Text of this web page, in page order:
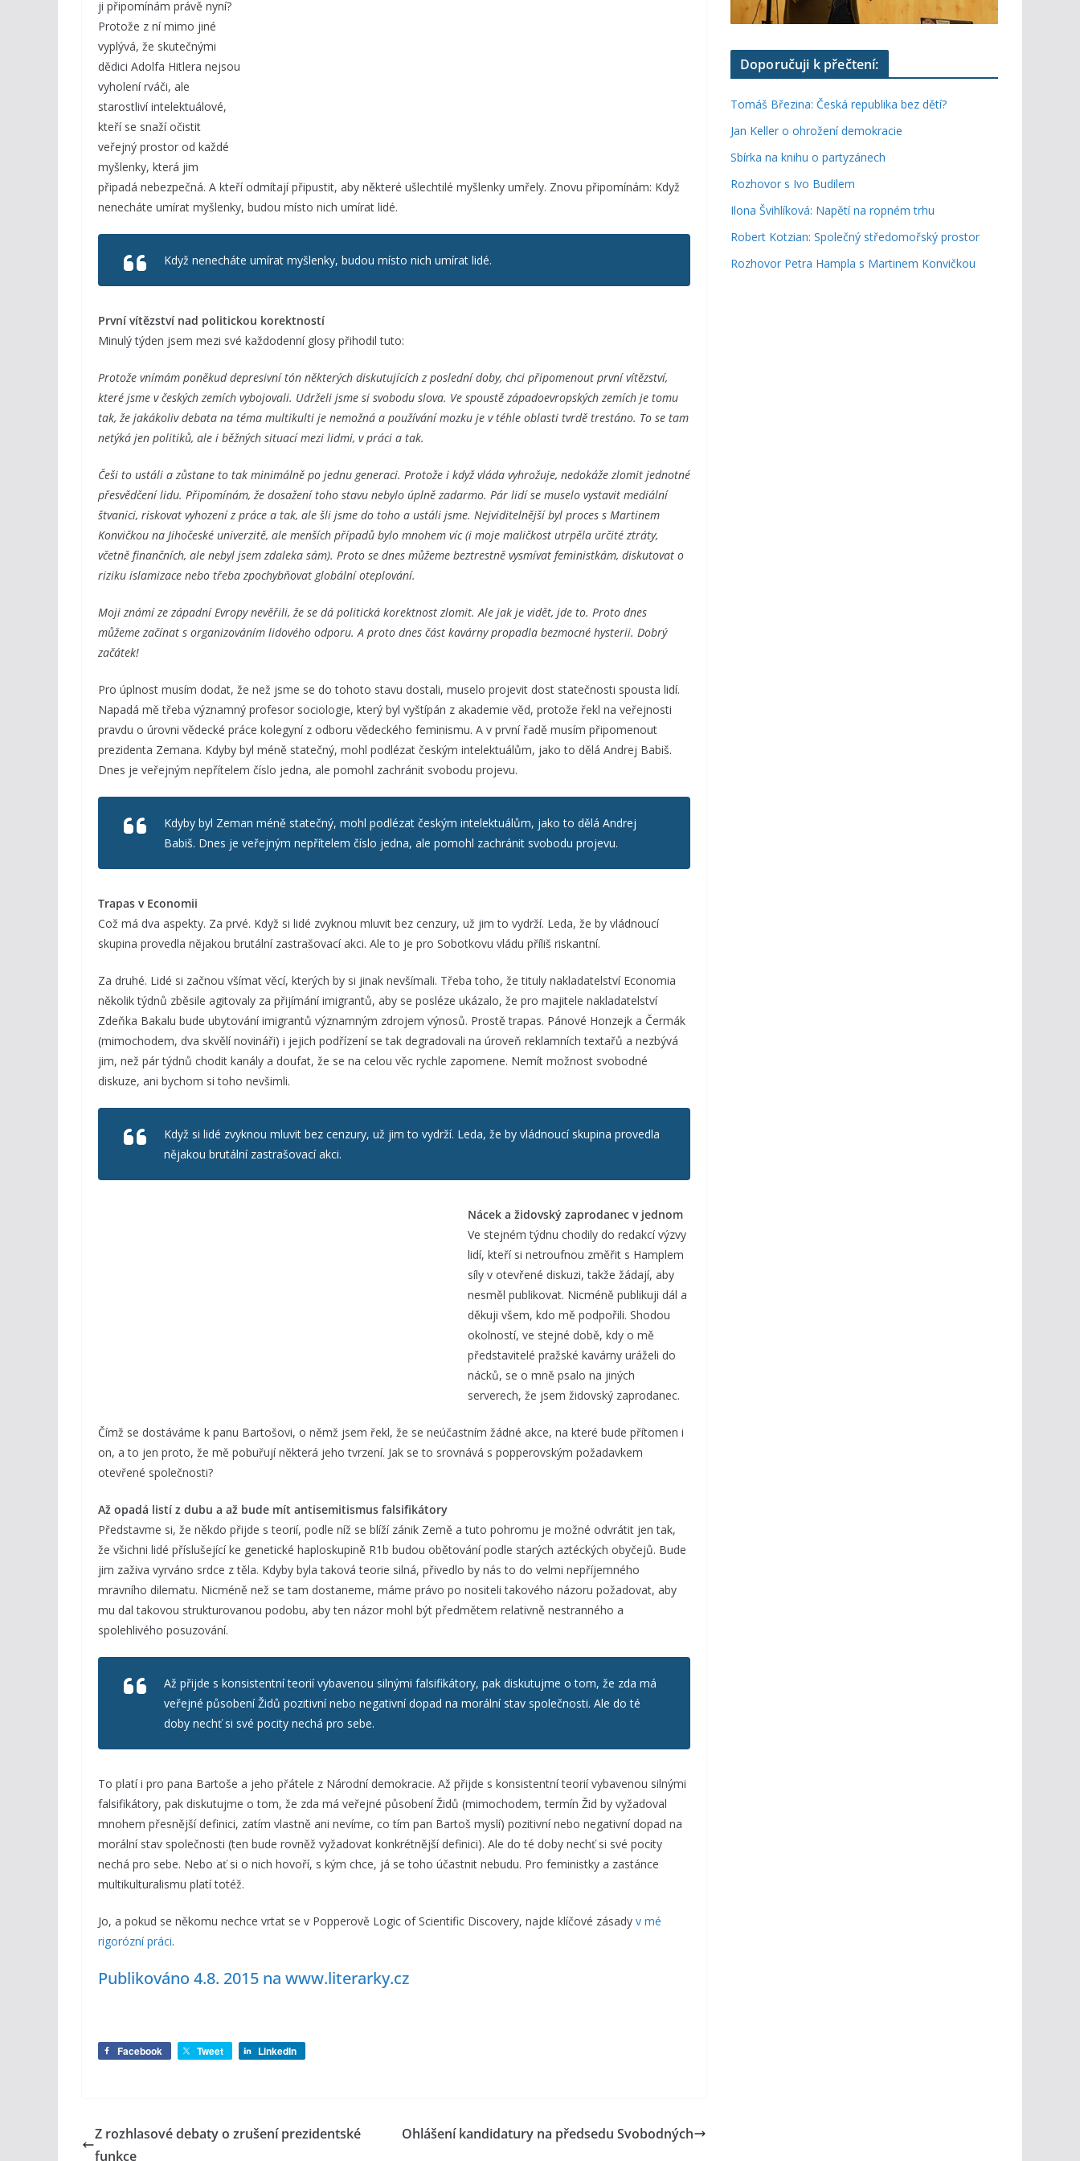
ji připomínám právě nyní?
Protože z ní mimo jiné
vyplývá, že skutečnými
dědici Adolfa Hitlera nejsou
vyholení rváči, ale
starostliví intelektuálové,
kteří se snaží očistit
veřejný prostor od každé
myšlenky, která jim
připadá nebezpečná. A kteří odmítají připustit, aby některé ušlechtilé myšlenky umřely. Znovu připomínám: Když
nenecháte umírat myšlenky, budou místo nich umírat lidé.
Když nenecháte umírat myšlenky, budou místo nich umírat lidé.
První vítězství nad politickou korektností
Minulý týden jsem mezi své každodenní glosy přihodil tuto:
Protože vnímám poněkud depresivní tón některých diskutujících z poslední doby, chci připomenout první vítězství,
které jsme v českých zemích vybojovali. Udrželi jsme si svobodu slova. Ve spoustě západoevropských zemích je tomu
tak, že jakákoliv debata na téma multikulti je nemožná a používání mozku je v téhle oblasti tvrdě trestáno. To se tam
netýká jen politiků, ale i běžných situací mezi lidmi, v práci a tak.
Češi to ustáli a zůstane to tak minimálně po jednu generaci. Protože i když vláda vyhrožuje, nedokáže zlomit jednotné
přesvědčení lidu. Připomínám, že dosažení toho stavu nebylo úplně zadarmo. Pár lidí se muselo vystavit mediální
štvanici, riskovat vyhození z práce a tak, ale šli jsme do toho a ustáli jsme. Nejviditelnější byl proces s Martinem
Konvičkou na Jihočeské univerzitě, ale menších případů bylo mnohem víc (i moje maličkost utrpěla určité ztráty,
včetně finančních, ale nebyl jsem zdaleka sám). Proto se dnes můžeme beztrestně vysmívat feministkám, diskutovat o
riziku islamizace nebo třeba zpochybňovat globální oteplování.
Moji známí ze západní Evropy nevěřili, že se dá politická korektnost zlomit. Ale jak je vidět, jde to. Proto dnes
můžeme začínat s organizováním lidového odporu. A proto dnes část kavárny propadla bezmocné hysterii. Dobrý
začátek!
Pro úplnost musím dodat, že než jsme se do tohoto stavu dostali, muselo projevit dost statečnosti spousta lidí.
Napadá mě třeba významný profesor sociologie, který byl vyštípán z akademie věd, protože řekl na veřejnosti
pravdu o úrovni vědecké práce kolegyní z odboru vědeckého feminismu. A v první řadě musím připomenout
prezidenta Zemana. Kdyby byl méně statečný, mohl podlézat českým intelektuálům, jako to dělá Andrej Babiš.
Dnes je veřejným nepřítelem číslo jedna, ale pomohl zachránit svobodu projevu.
Kdyby byl Zeman méně statečný, mohl podlézat českým intelektuálům, jako to dělá Andrej
Babiš. Dnes je veřejným nepřítelem číslo jedna, ale pomohl zachránit svobodu projevu.
Trapas v Economii
Což má dva aspekty. Za prvé. Když si lidé zvyknou mluvit bez cenzury, už jim to vydrží. Leda, že by vládnoucí
skupina provedla nějakou brutální zastrašovací akci. Ale to je pro Sobotkovu vládu příliš riskantní.
Za druhé. Lidé si začnou všímat věcí, kterých by si jinak nevšímali. Třeba toho, že tituly nakladatelství Economia
několik týdnů zběsile agitovaly za přijímání imigrantů, aby se posléze ukázalo, že pro majitele nakladatelství
Zdeňka Bakalu bude ubytování imigrantů významným zdrojem výnosů. Prostě trapas. Pánové Honzejk a Čermák
(mimochodem, dva skvělí novináři) i jejich podřízení se tak degradovali na úroveň reklamních textařů a nezbývá
jim, než pár týdnů chodit kanály a doufat, že se na celou věc rychle zapomene. Nemít možnost svobodné
diskuze, ani bychom si toho nevšimli.
Když si lidé zvyknou mluvit bez cenzury, už jim to vydrží. Leda, že by vládnoucí skupina provedla
nějakou brutální zastrašovací akci.
Nácek a židovský zaprodanec v jednom
Ve stejném týdnu chodily do redakcí výzvy
lidí, kteří si netroufnou změřit s Hamplem
síly v otevřené diskuzi, takže žádají, aby
nesměl publikovat. Nicméně publikuji dál a
děkuji všem, kdo mě podpořili. Shodou
okolností, ve stejné době, kdy o mě
představitelé pražské kavárny uráželi do
nácků, se o mně psalo na jiných
serverech, že jsem židovský zaprodanec.
Čímž se dostáváme k panu Bartošovi, o němž jsem řekl, že se neúčastním žádné akce, na které bude přítomen i
on, a to jen proto, že mě pobuřují některá jeho tvrzení. Jak se to srovnává s popperovským požadavkem
otevřené společnosti?
Až opadá listí z dubu a až bude mít antisemitismus falsifikátory
Představme si, že někdo přijde s teorií, podle níž se blíží zánik Země a tuto pohromu je možné odvrátit jen tak,
že všichni lidé příslušející ke genetické haploskupině R1b budou obětování podle starých aztéckých obyčejů. Bude
jim zaživa vyrváno srdce z těla. Kdyby byla taková teorie silná, přivedlo by nás to do velmi nepříjemného
mravního dilematu. Nicméně než se tam dostaneme, máme právo po nositeli takového názoru požadovat, aby
mu dal takovou strukturovanou podobu, aby ten názor mohl být předmětem relativně nestranného a
spolehlivého posuzování.
Až přijde s konsistentní teorií vybavenou silnými falsifikátory, pak diskutujme o tom, že zda má
veřejné působení Židů pozitivní nebo negativní dopad na morální stav společnosti. Ale do té
doby nechť si své pocity nechá pro sebe.
To platí i pro pana Bartoše a jeho přátele z Národní demokracie. Až přijde s konsistentní teorií vybavenou silnými
falsifikátory, pak diskutujme o tom, že zda má veřejné působení Židů (mimochodem, termín Žid by vyžadoval
mnohem přesnější definici, zatím vlastně ani nevíme, co tím pan Bartoš myslí) pozitivní nebo negativní dopad na
morální stav společnosti (ten bude rovněž vyžadovat konkrétnější definici). Ale do té doby nechť si své pocity
nechá pro sebe. Nebo ať si o nich hovoří, s kým chce, já se toho účastnit nebudu. Pro feministky a zastánce
multikulturalismu platí totéž.
Jo, a pokud se někomu nechce vrtat se v Popperově Logic of Scientific Discovery, najde klíčové zásady v mé
rigorózní práci.
Publikováno 4.8. 2015 na www.literarky.cz
Facebook Tweet LinkedIn
Z rozhlasové debaty o zrušení prezidentské
funkce
Ohlášení kandidatury na předsedu Svobodných
Doporučuji k přečtení:
Tomáš Březina: Česká republika bez dětí?
Jan Keller o ohrožení demokracie
Sbírka na knihu o partyzánech
Rozhovor s Ivo Budilem
Ilona Švihlíková: Napětí na ropném trhu
Robert Kotzian: Společný středomořský prostor
Rozhovor Petra Hampla s Martinem Konvičkou